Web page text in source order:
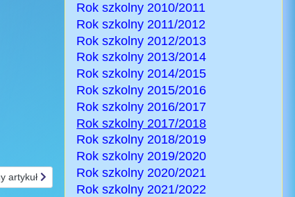
artykuł: Święto Niepodległości w świetlicy szkolnej
artykuł
Rok szkolny 2010/2011
Rok szkolny 2011/2012
Rok szkolny 2012/2013
Rok szkolny 2013/2014
Rok szkolny 2014/2015
Rok szkolny 2015/2016
Rok szkolny 2016/2017
Rok szkolny 2017/2018
Rok szkolny 2018/2019
Rok szkolny 2019/2020
Rok szkolny 2020/2021
Rok szkolny 2021/2022